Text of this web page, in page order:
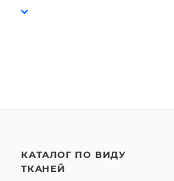
КАТАЛОГ ПО ВИДУ
ТКАНЕЙ